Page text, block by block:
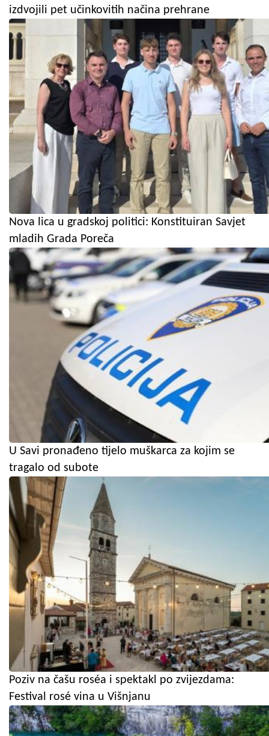
izdvojili pet učinkovitih načina prehrane
Nova lica u gradskoj politici: Konstituiran Savjet
mladih Grada Poreča
U Savi pronađeno tijelo muškarca za kojim se
tragalo od subote
Poziv na čašu roséa i spektakl po zvijezdama:
Festival rosé vina u Višnjanu